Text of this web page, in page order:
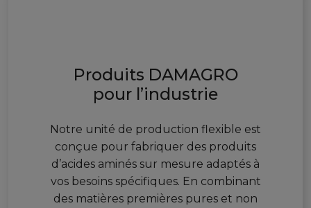
Produits DAMAGRO
pour l’industrie
Notre unité de production flexible est
conçue pour fabriquer des produits
d’acides aminés sur mesure adaptés à
vos besoins spécifiques. En combinant
des matières premières pures et non